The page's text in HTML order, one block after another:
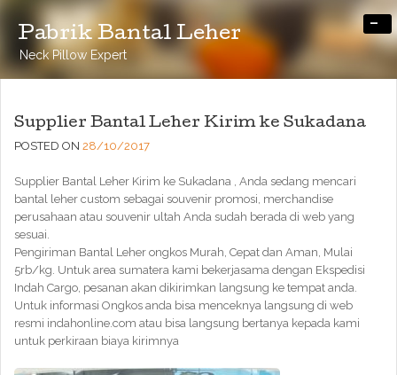
Pabrik Bantal Leher
Neck Pillow Expert
-
Supplier Bantal Leher Kirim ke Sukadana
POSTED ON 28/10/2017
Supplier Bantal Leher Kirim ke Sukadana , Anda sedang mencari
bantal leher custom sebagai souvenir promosi, merchandise
perusahaan atau souvenir ultah Anda sudah berada di web yang
sesuai.
Pengiriman Bantal Leher ongkos Murah, Cepat dan Aman, Mulai
5rb/kg. Untuk area sumatera kami bekerjasama dengan Ekspedisi
Indah Cargo, pesanan akan dikirimkan langsung ke tempat anda.
Untuk informasi Ongkos anda bisa menceknya langsung di web
resmi indahonline.com atau bisa langsung bertanya kepada kami
untuk perkiraan biaya kirimnya